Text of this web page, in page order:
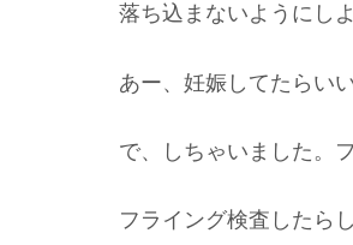
落ち込まないようにしよ
あー、妊娠してたらい
で、しちゃいました。
フライング検査したら